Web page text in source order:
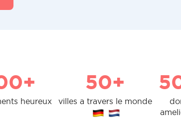
heureux
50+
villes a travers le monde